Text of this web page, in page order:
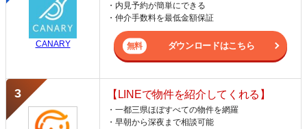
CANARY
・内見予約が簡単にできる
・仲介手数料を最低金額保証
ダウンロードはこちら
【LINEで物件を紹介してくれる】
・一都三県ほぼすべての物件を網羅
・早朝から深夜まで相談可能